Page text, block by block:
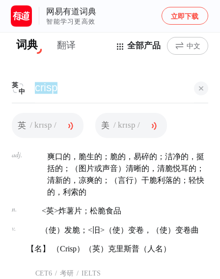
网易有道词典
智能学习更高效
立即下载
词典 翻译 全部产品 中文
英
中
英 / krɪsp / 美 / krɪsp /
adj.
爽口的，脆生的；脆的，易碎的；洁净的，挺
括的；（图片或声音）清晰的，清脆悦耳的；
清新的，凉爽的；（言行）干脆利落的；轻快
的，利索的
n. <英>炸薯片；松脆食品
v. （使）发脆；<旧>（使）变卷，（使）变卷曲
【名】 （Crisp）（英）克里斯普（人名）
CET6 / 考研 / IELTS